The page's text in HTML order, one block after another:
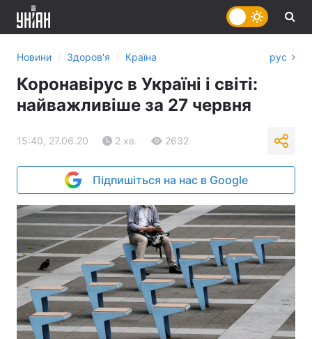
Новини › Здоров'я › Країна рус
Коронавірус в Україні і світі:
найважливіше за 27 червня
15:40, 27.06.20 2 хв. 2632
Підпишіться на нас в Google